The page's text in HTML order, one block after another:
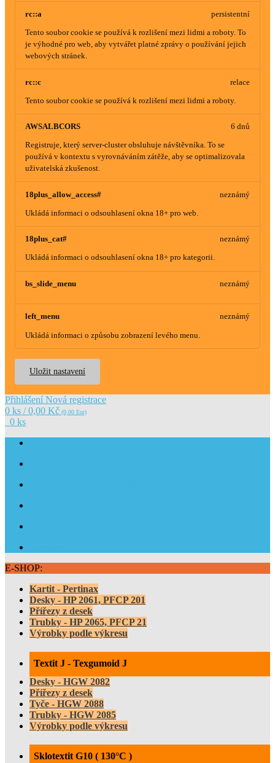
rc::a
Tento soubor cookie se používá k rozlišení mezi lidmi a roboty. To
je výhodné pro web, aby vytvářet platné zprávy o používání jejich
webových stránek.
persistentní
rc::c
Tento soubor cookie se používá k rozlišení mezi lidmi a roboty.
relace
AWSALBCORS
Registruje, který server-cluster obsluhuje návštěvníka. To se
používá v kontextu s vyrovnáváním zátěže, aby se optimalizovala
uživatelská zkušenost.
6 dnů
18plus_allow_access#
Ukládá informaci o odsouhlasení okna 18+ pro web.
neznámý
18plus_cat#
Ukládá informaci o odsouhlasení okna 18+ pro kategorii.
neznámý
bs_slide_menu neznámý
left_menu
Ukládá informaci o způsobu zobrazení levého menu.
neznámý
Uložit nastavení
Přihlášení Nová registrace
0 ks / 0,00 Kč (0,00 Eur)
0 ks
E-SHOP:
Kartit - Pertinax
Desky - HP 2061, PFCP 201
Přířezy z desek
Trubky - HP 2065, PFCP 21
Výrobky podle výkresu
Textit J - Texgumoid J
Desky - HGW 2082
Přířezy z desek
Tyče - HGW 2088
Trubky - HGW 2085
Výrobky podle výkresu
Sklotextit G10 ( 130°C )